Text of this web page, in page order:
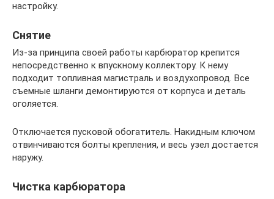
настройку.
Снятие
Из-за принципа своей работы карбюратор крепится
непосредственно к впускному коллектору. К нему
подходит топливная магистраль и воздухопровод. Все
съемные шланги демонтируются от корпуса и деталь
оголяется.
Отключается пусковой обогатитель. Накидным ключом
отвинчиваются болты крепления, и весь узел достается
наружу.
Чистка карбюратора